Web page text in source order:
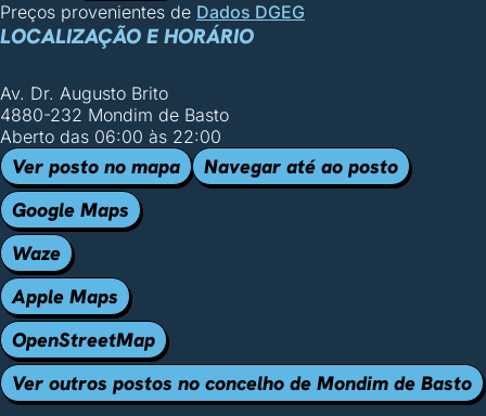
Preços provenientes de Dados DGEG
LOCALIZAÇÃO E HORÁRIO
Av. Dr. Augusto Brito
4880-232 Mondim de Basto
Aberto das 06:00 às 22:00
Ver posto no mapa
Navegar até ao posto
Google Maps
Waze
Apple Maps
OpenStreetMap
Ver outros postos no concelho de Mondim de Basto